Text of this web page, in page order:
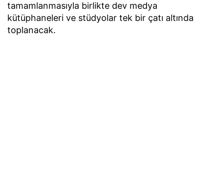
tamamlanmasıyla birlikte dev medya
kütüphaneleri ve stüdyolar tek bir çatı altında
toplanacak.